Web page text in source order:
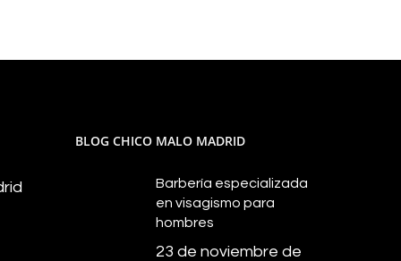
BLOG CHICO MALO MADRID
Barbería especializada
en visagismo para
hombres
23 de noviembre de